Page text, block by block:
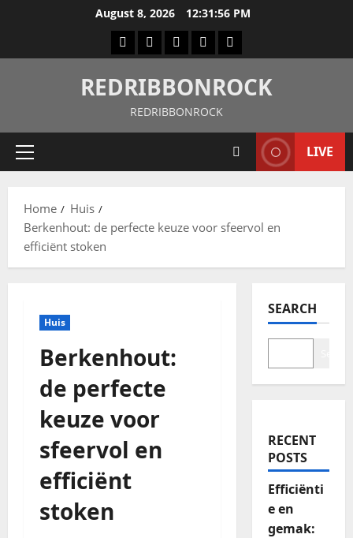
August 8, 2026 12:31:57 PM
REDRIBBONROCK
REDRIBBONROCK
LIVE
Home
Huis
Berkenhout: de perfecte keuze voor sfeervol en
efficiënt stoken
Huis
Berkenhout:
de perfecte
keuze voor
sfeervol en
efficiënt
stoken
SEARCH
RECENT
POSTS
Efficiënti
e en
gemak: